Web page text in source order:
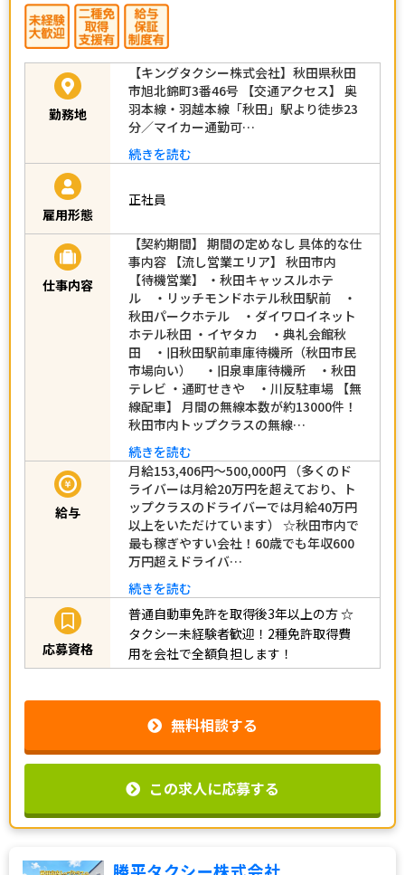
勤務地
【キングタクシー株式会社】秋田県秋田
市旭北錦町3番46号 【交通アクセス】 奥
羽本線・羽越本線「秋田」駅より徒歩23
分／マイカー通勤可…
続きを読む
雇用形態
正社員
仕事内容
【契約期間】 期間の定めなし 具体的な仕
事内容 【流し営業エリア】 秋田市内
【待機営業】 ・秋田キャッスルホテ
ル ・リッチモンドホテル秋田駅前 ・
秋田パークホテル ・ダイワロイネット
ホテル秋田 ・イヤタカ ・典礼会館秋
田 ・旧秋田駅前車庫待機所（秋田市民
市場向い） ・旧泉車庫待機所 ・秋田
テレビ ・通町せきや ・川反駐車場 【無
線配車】 月間の無線本数が約13000件！
秋田市内トップクラスの無線…
続きを読む
給与
月給153,406円～500,000円 （多くのド
ライバーは月給20万円を超えており、ト
ップクラスのドライバーでは月給40万円
以上をいただけています） ☆秋田市内で
最も稼ぎやすい会社！60歳でも年収600
万円超えドライバ…
続きを読む
応募資格
普通自動車免許を取得後3年以上の方☆
タクシー未経験者歓迎！2種免許取得費
用を会社で全額負担します！
無料相談する
この求人に応募する